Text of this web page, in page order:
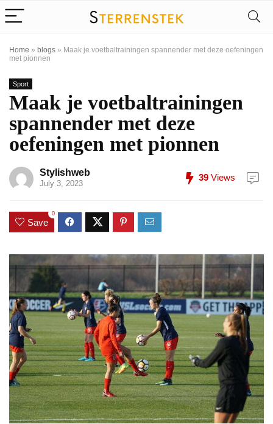
Home » blogs » Maak je voetbaltrainingen spannender met deze oefeningen
met pionnen
Sport
Maak je voetbaltrainingen
spannender met deze
oefeningen met pionnen
Stylishweb
July 3, 2023
39 Views
Save
0